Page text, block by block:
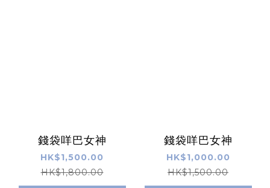
錢袋咩巴女神
HK$1,500.00
HK$1,800.00
錢袋咩巴女神
HK$1,000.00
HK$1,500.00